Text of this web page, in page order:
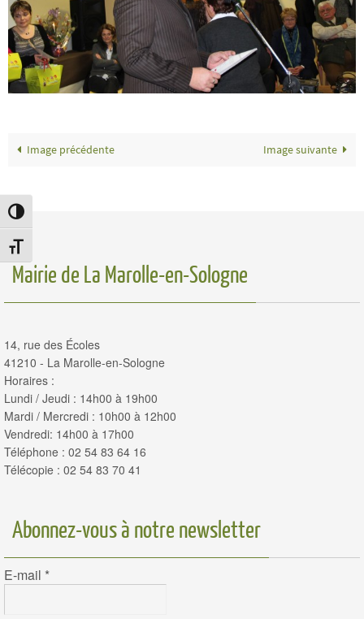
Passer en contraste élevé
Changer la taille de la police
Image précédente Image suivante
Mairie de La Marolle-en-Sologne
14, rue des Écoles
41210 - La Marolle-en-Sologne
Horaires :
Lundi / Jeudi : 14h00 à 19h00
Mardi / Mercredi : 10h00 à 12h00
Vendredi: 14h00 à 17h00
Téléphone : 02 54 83 64 16
Télécopie : 02 54 83 70 41
Abonnez-vous à notre newsletter
E-mail *